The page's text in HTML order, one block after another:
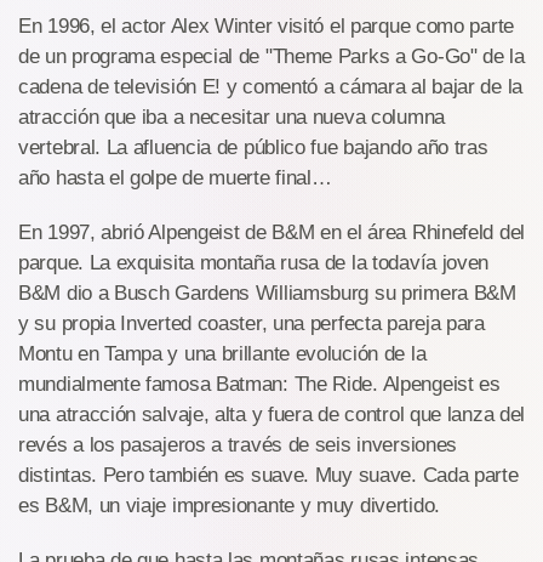
En 1996, el actor Alex Winter visitó el parque como parte
de un programa especial de "Theme Parks a Go-Go" de la
cadena de televisión E! y comentó a cámara al bajar de la
atracción que iba a necesitar una nueva columna
vertebral. La afluencia de público fue bajando año tras
año hasta el golpe de muerte final…
En 1997, abrió Alpengeist de B&M en el área Rhinefeld del
parque. La exquisita montaña rusa de la todavía joven
B&M dio a Busch Gardens Williamsburg su primera B&M
y su propia Inverted coaster, una perfecta pareja para
Montu en Tampa y una brillante evolución de la
mundialmente famosa Batman: The Ride. Alpengeist es
una atracción salvaje, alta y fuera de control que lanza del
revés a los pasajeros a través de seis inversiones
distintas. Pero también es suave. Muy suave. Cada parte
es B&M, un viaje impresionante y muy divertido.